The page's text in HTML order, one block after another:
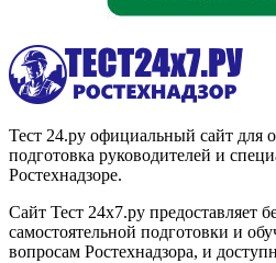
Тест 24.ру официальный сайт для
подготовка руководителей и
Ростехнадзоре.
Сайт Тест 24х7.ру предоставляет
самостоятельной подготовки и
вопросам Ростехнадзора, и